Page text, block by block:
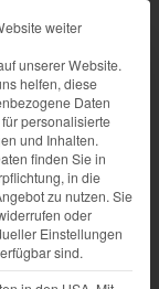
weiter
unserer Website.
helfen, diese
Daten
personalisierte
und Inhalten.
finden Sie in
in die
zu nutzen. Sie
oder
Einstellungen
sind.